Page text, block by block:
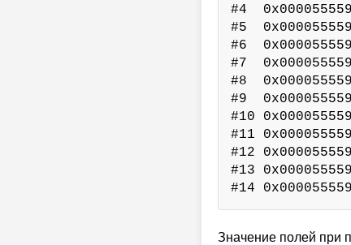
#4
#5
#6
#7
#8
#9
#10
#11
#12
#13
#14
Значение полей при